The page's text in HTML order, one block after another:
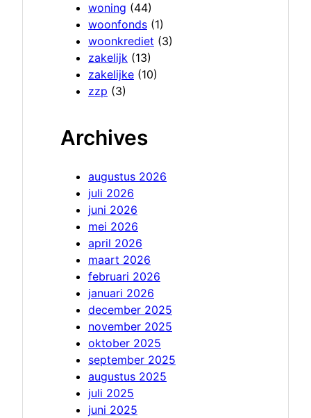
woning (44)
woonfonds (1)
woonkrediet (3)
zakelijk (13)
zakelijke (10)
zzp (3)
Archives
augustus 2026
juli 2026
juni 2026
mei 2026
april 2026
maart 2026
februari 2026
januari 2026
december 2025
november 2025
oktober 2025
september 2025
augustus 2025
juli 2025
juni 2025